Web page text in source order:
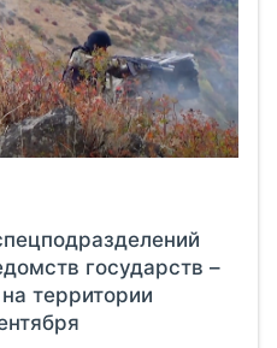
государств –
территории